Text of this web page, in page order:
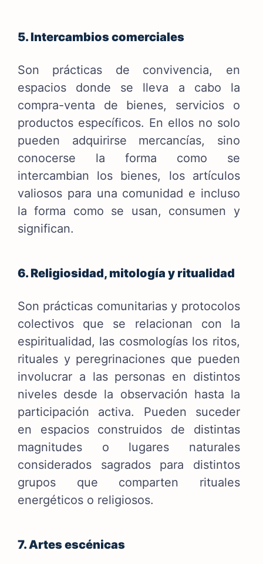
5. Intercambios comerciales
Son prácticas de convivencia, en
espacios donde se lleva a cabo la
compra-venta de bienes, servicios o
productos específicos. En ellos no solo
pueden adquirirse mercancías, sino
conocerse la forma como se
intercambian los bienes, los artículos
valiosos para una comunidad e incluso
la forma como se usan, consumen y
significan.
6. Religiosidad, mitología y ritualidad
Son prácticas comunitarias y protocolos
colectivos que se relacionan con la
espiritualidad, las cosmologías los ritos,
rituales y peregrinaciones que pueden
involucrar a las personas en distintos
niveles desde la observación hasta la
participación activa. Pueden suceder
en espacios construidos de distintas
magnitudes o lugares naturales
considerados sagrados para distintos
grupos que comparten rituales
energéticos o religiosos.
7. Artes escénicas